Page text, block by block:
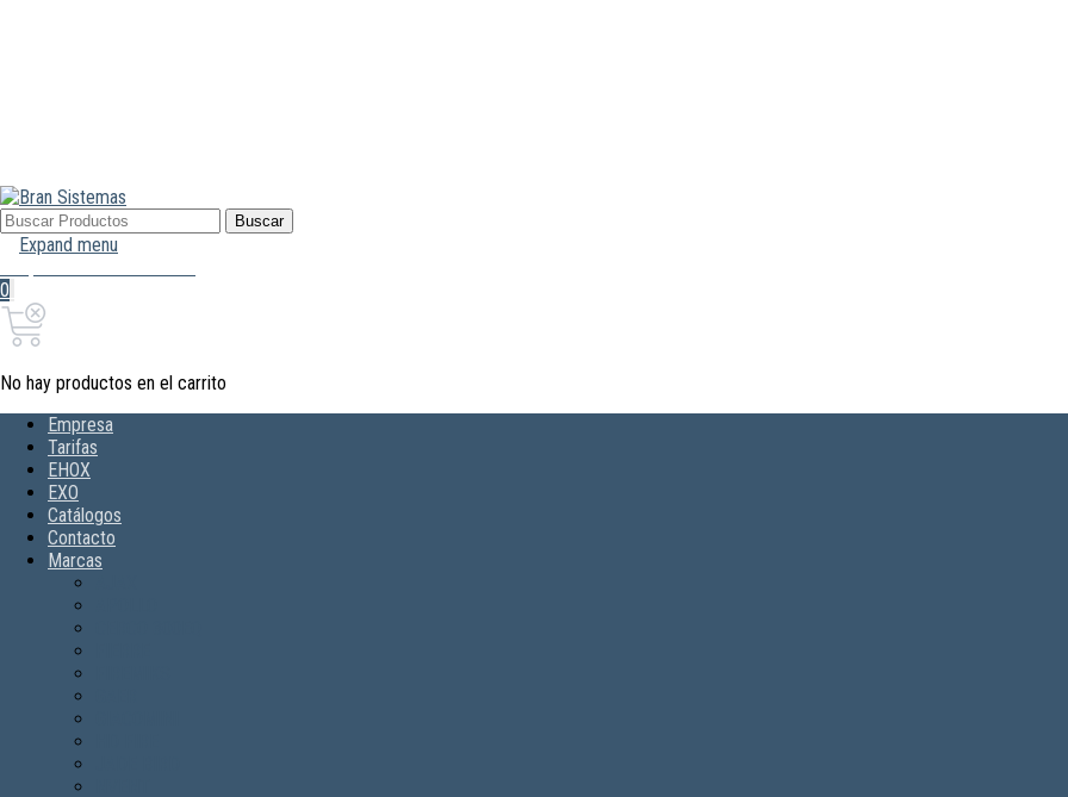
Buscar
por:
Buscar
Expand menu
0
No hay productos en el carrito
Empresa
Tarifas
EHOX
EXO
Catálogos
Contacto
Marcas